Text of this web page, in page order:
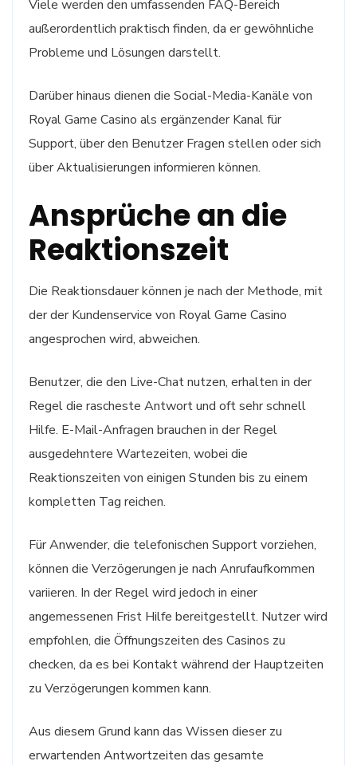
Viele werden den umfassenden FAQ-Bereich
außerordentlich praktisch finden, da er gewöhnliche
Probleme und Lösungen darstellt.
Darüber hinaus dienen die Social-Media-Kanäle von
Royal Game Casino als ergänzender Kanal für
Support, über den Benutzer Fragen stellen oder sich
über Aktualisierungen informieren können.
Ansprüche an die
Reaktionszeit
Die Reaktionsdauer können je nach der Methode, mit
der der Kundenservice von Royal Game Casino
angesprochen wird, abweichen.
Benutzer, die den Live-Chat nutzen, erhalten in der
Regel die rascheste Antwort und oft sehr schnell
Hilfe. E-Mail-Anfragen brauchen in der Regel
ausgedehntere Wartezeiten, wobei die
Reaktionszeiten von einigen Stunden bis zu einem
kompletten Tag reichen.
Für Anwender, die telefonischen Support vorziehen,
können die Verzögerungen je nach Anrufaufkommen
variieren. In der Regel wird jedoch in einer
angemessenen Frist Hilfe bereitgestellt. Nutzer wird
empfohlen, die Öffnungszeiten des Casinos zu
checken, da es bei Kontakt während der Hauptzeiten
zu Verzögerungen kommen kann.
Aus diesem Grund kann das Wissen dieser zu
erwartenden Antwortzeiten das gesamte